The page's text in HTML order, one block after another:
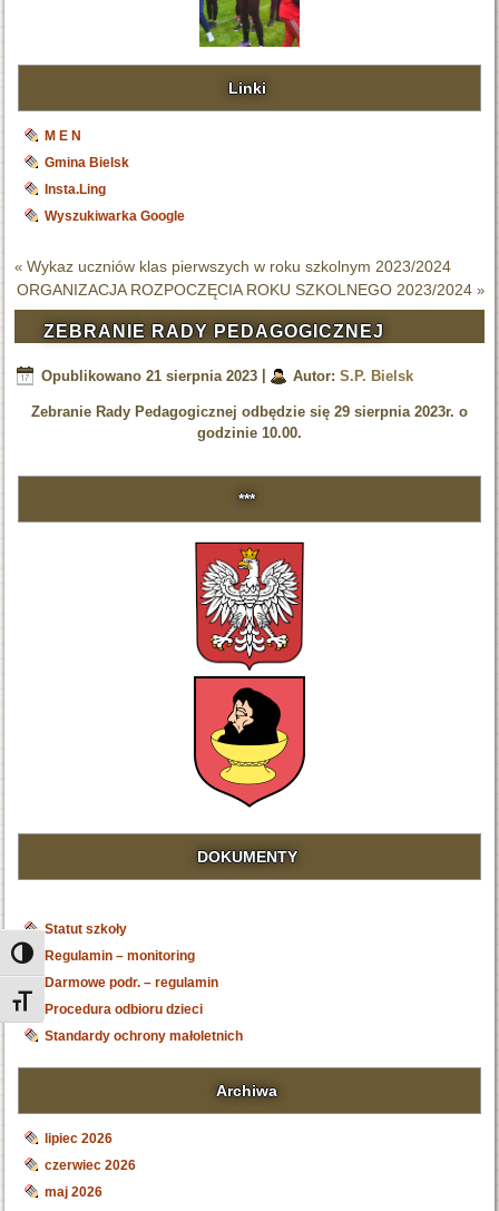
Toggle High Contrast
Toggle Font size
Linki
M E N
Gmina Bielsk
Insta.Ling
Wyszukiwarka Google
«Wykaz uczniów klas pierwszych w roku szkolnym 2023/2024
ORGANIZACJA ROZPOCZĘCIA ROKU SZKOLNEGO 2023/2024»
ZEBRANIE RADY PEDAGOGICZNEJ
Opublikowano 21 sierpnia 2023 Autor: S.P. Bielsk
Zebranie Rady Pedagogicznej odbędzie się 29 sierpnia 2023r. o
godzinie 10.00.
***
DOKUMENTY
Statut szkoły
Regulamin – monitoring
Darmowe podr. – regulamin
Procedura odbioru dzieci
Standardy ochrony małoletnich
Archiwa
lipiec 2026
czerwiec 2026
maj 2026